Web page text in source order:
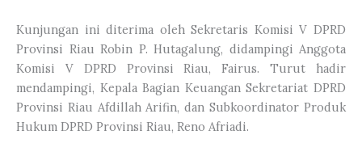
Kunjungan ini diterima oleh Sekretaris Komisi V DPRD
Provinsi Riau Robin P. Hutagalung, didampingi Anggota
Komisi V DPRD Provinsi Riau, Fairus. Turut hadir
mendampingi, Kepala Bagian Keuangan Sekretariat DPRD
Provinsi Riau Afdillah Arifin, dan Subkoordinator Produk
Hukum DPRD Provinsi Riau, Reno Afriadi.